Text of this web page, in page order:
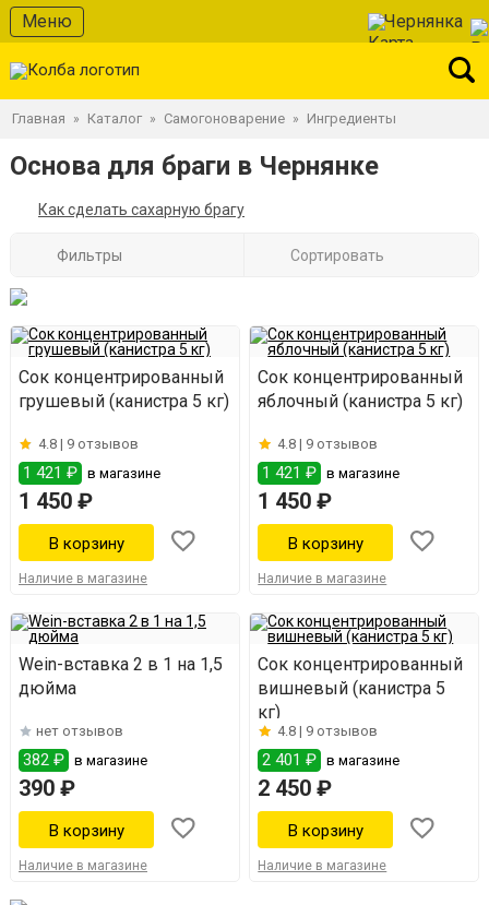
Меню Чернянка
Главная » Каталог » Самогоноварение » Ингредиенты
Основа для браги в Чернянке
Как сделать сахарную брагу
Фильтры Сортировать
Сок концентрированный
грушевый (канистра 5 кг)
4.8 | 9 отзывов
1 421 ₽ в магазине
1 450 ₽
Наличие в магазине
Сок концентрированный
яблочный (канистра 5 кг)
4.8 | 9 отзывов
1 421 ₽ в магазине
1 450 ₽
Наличие в магазине
Wein-вставка 2 в 1 на 1,5
дюйма
нет отзывов
382 ₽ в магазине
390 ₽
Наличие в магазине
Сок концентрированный
вишневый (канистра 5
кг)
4.8 | 9 отзывов
2 401 ₽ в магазине
2 450 ₽
Наличие в магазине